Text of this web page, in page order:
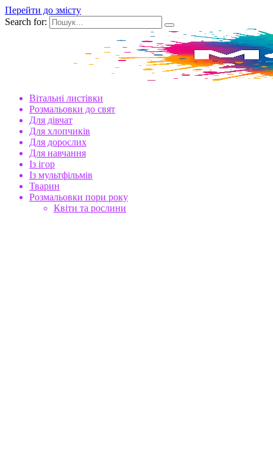
Перейти до змісту
Search for:
Вітальні листівки
Розмальовки до свят
Для дівчат
Для хлопчиків
Для дорослих
Для навчання
Із ігор
Із мультфільмів
Тварин
Розмальовки пори року
Квіти та рослини